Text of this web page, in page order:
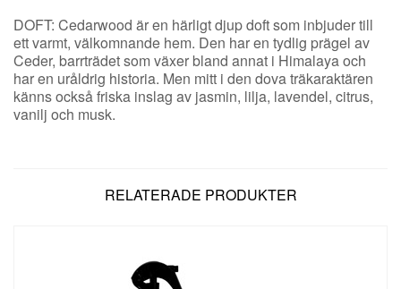
DOFT: Cedarwood är en härligt djup doft som inbjuder till
ett varmt, välkomnande hem. Den har en tydlig prägel av
Ceder, barrträdet som växer bland annat i Himalaya och
har en uråldrig historia. Men mitt i den dova träkaraktären
känns också friska inslag av jasmin, lilja, lavendel, citrus,
vanilj och musk.
RELATERADE PRODUKTER